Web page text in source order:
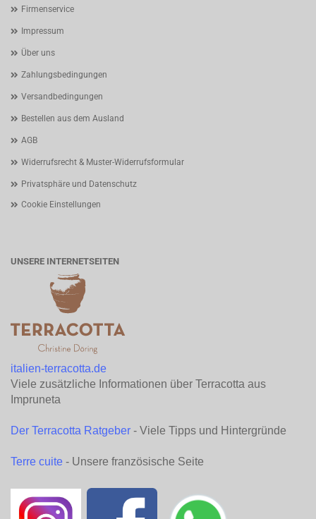
Firmenservice
Impressum
Über uns
Zahlungsbedingungen
Versandbedingungen
Bestellen aus dem Ausland
AGB
Widerrufsrecht & Muster-Widerrufsformular
Privatsphäre und Datenschutz
Cookie Einstellungen
UNSERE INTERNETSEITEN
italien-terracotta.de
Viele zusätzliche Informationen über Terracotta aus
Impruneta
Der Terracotta Ratgeber - Viele Tipps und Hintergründe
Terre cuite - Unsere französische Seite